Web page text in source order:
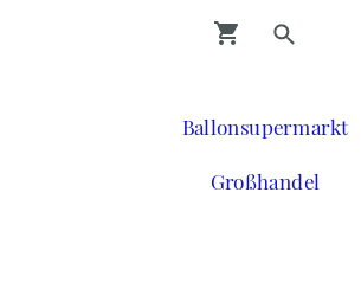
Ballonsupermarkt
Großhandel